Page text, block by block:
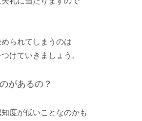
られてしまうのは
けていきましょう。
があるの？
度が低いことなのかも